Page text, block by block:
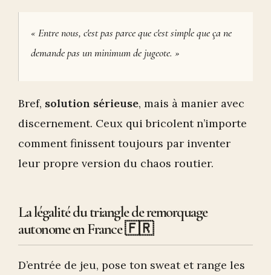
« Entre nous, c'est pas parce que c'est simple que ça ne
demande pas un minimum de jugeote. »
Bref, solution sérieuse, mais à manier avec
discernement. Ceux qui bricolent n’importe
comment finissent toujours par inventer
leur propre version du chaos routier.
La légalité du triangle de remorquage
autonome en France 🇫🇷
D’entrée de jeu, pose ton sweat et range les